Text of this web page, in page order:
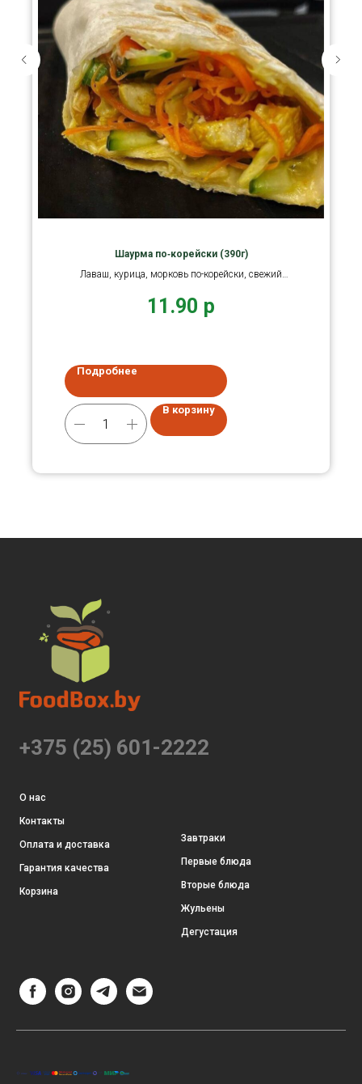
Шаурма по‑корейски (390г)
Лаваш, курица, морковь по-корейски, свежий
11.90 р
Подробнее
В корзину
+375 (25) 601-2222
О нас
Контакты
Оплата и доставка
Гарантия качества
Корзина
Завтраки
Первые блюда
Вторые блюда
Жульены
Дегустация